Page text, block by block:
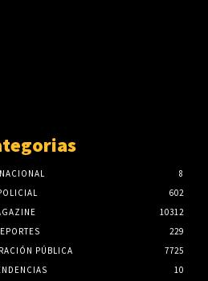
NACIONAL
8
602
10312
229
PÚBLICA
7725
10